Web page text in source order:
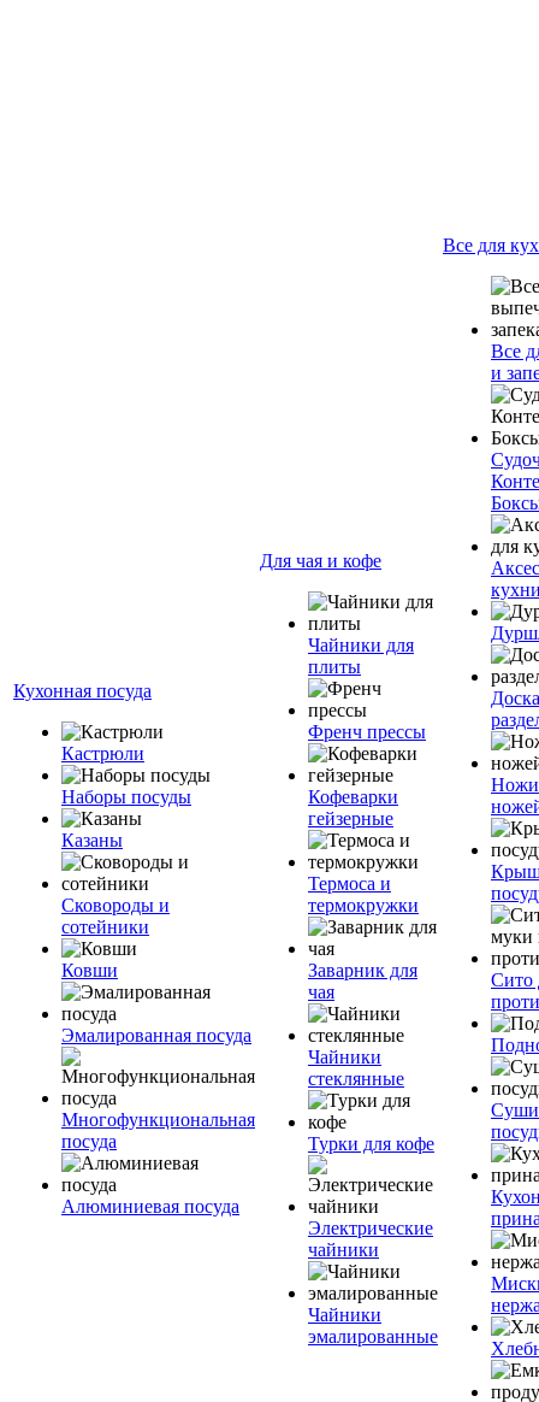
Кухонная посуда
Кастрюли
Наборы посуды
Казаны
Сковороды и
сотейники
Ковши
Эмалированная посуда
Многофункциональная
посуда
Алюминиевая посуда
Для чая и кофе
Чайники для
плиты
Френч прессы
Кофеварки
гейзерные
Термоса и
термокружки
Заварник для
чая
Чайники
стеклянные
Турки для кофе
Электрические
чайники
Чайники
эмалированные
Все для
Все
и
Доска
Сито